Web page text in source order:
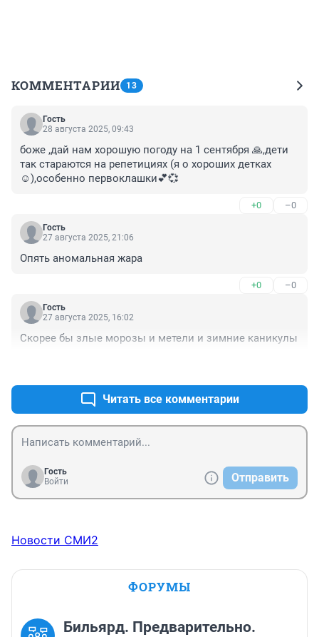
КОММЕНТАРИИ 13
Гость
28 августа 2025, 09:43
боже ,дай нам хорошую погоду на 1 сентября 🙏,дети
так стараются на репетициях (я о хороших детках
☺️),особенно первоклашки💕💞
+0 –0
Гость
27 августа 2025, 21:06
Опять аномальная жара
+0 –0
Гость
27 августа 2025, 16:02
Скорее бы злые морозы и метели и зимние каникулы
Читать все комментарии
Гость
Войти
Отправить
Новости СМИ2
ФОРУМЫ
Бильярд. Предварительно.